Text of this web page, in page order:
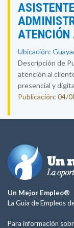
ASISTENTE
ATENCIÓN
Ubicación:
Descripción de
atención al
presencial y
Publicación: 04/
Un Mejor Empleo®
La Guía de Empleos
Para información